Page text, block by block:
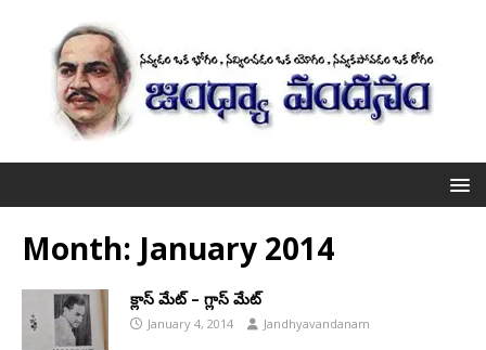
Month: January 2014
క్లాస్ మేట్ – గ్లాస్ మేట్
January 4, 2014 Jandhyavandanam